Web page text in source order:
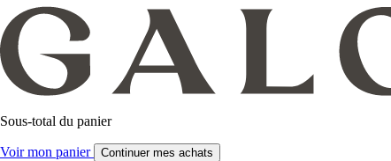
Sous-total du panier
Voir mon panier Continuer mes achats